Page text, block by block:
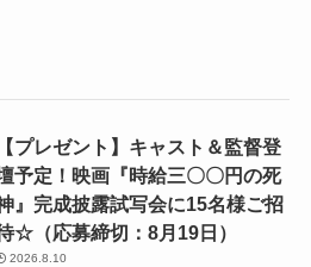
【プレゼント】キャスト＆監督登
予定！映画『時給三〇〇円の死
』完成披露試写会に15名様ご招
☆（応募締切：8月19日）
2026.8.10